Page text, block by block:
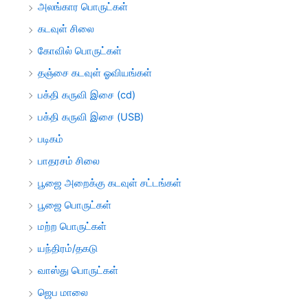
அலங்கார பொருட்கள்
கடவுள் சிலை
கோவில் பொருட்கள்
தஞ்சை கடவுள் ஓவியங்கள்
பக்தி கருவி இசை (cd)
பக்தி கருவி இசை (USB)
படிகம்
பாதரசம் சிலை
பூஜை அறைக்கு கடவுள் சட்டங்கள்
பூஜை பொருட்கள்
மற்ற பொருட்கள்
யந்திரம்/தகடு
வாஸ்து பொருட்கள்
ஜெப மாலை